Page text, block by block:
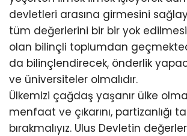
devletleri arasına girmesini
tüm değerlerini bir bir yok
olan bilinçli toplumdan
da bilinçlendirecek, önderlik
ve üniversiteler olmalıdır.
Ülkemizi çağdaş yaşanır ülke
menfaat ve çıkarını, partizanlığı
bırakmalıyız. Ulus Devletin